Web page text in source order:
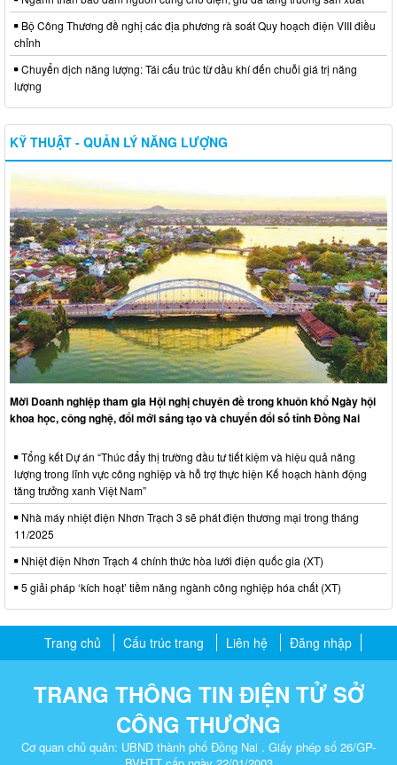
Bộ Công Thương đề nghị các địa phương rà soát Quy hoạch điện VIII điều
chỉnh
Chuyển dịch năng lượng: Tái cấu trúc từ dầu khí đến chuỗi giá trị năng
lượng
KỸ THUẬT - QUẢN LÝ NĂNG LƯỢNG
Mời Doanh nghiệp tham gia Hội nghị chuyên đề trong khuôn khổ Ngày hội
khoa học, công nghệ, đổi mới sáng tạo và chuyển đổi số tỉnh Đồng Nai
Tổng kết Dự án “Thúc đẩy thị trường đầu tư tiết kiệm và hiệu quả năng
lượng trong lĩnh vực công nghiệp và hỗ trợ thực hiện Kế hoạch hành động
tăng trưởng xanh Việt Nam”
Nhà máy nhiệt điện Nhơn Trạch 3 sẽ phát điện thương mại trong tháng
11/2025
Nhiệt điện Nhơn Trạch 4 chính thức hòa lưới điện quốc gia (XT)
5 giải pháp ‘kích hoạt’ tiềm năng ngành công nghiệp hóa chất (XT)
Trang chủ Cấu trúc trang Liên hệ Đăng nhập
TRANG THÔNG TIN ĐIỆN TỬ SỞ
CÔNG THƯƠNG
Cơ quan chủ quản: UBND thành phố Đồng Nai . Giấy phép số 26/GP-